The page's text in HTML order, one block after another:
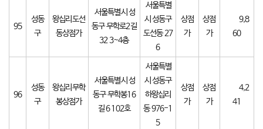
95
성동
구
왕십리도선
동상점가
서울특별시 성
동구 무학로2길
32 3~4층
서울특별
시 성동구
도선동 27
6
상점
가
상점
가
9,8
60
96
성동
구
왕십리무학
봉상점가
서울특별시 성
동구 무학봉16
길 6 102호
서울특별
시 성동구
하왕십리
동 976-1
5
상점
가
상점
가
4,2
41